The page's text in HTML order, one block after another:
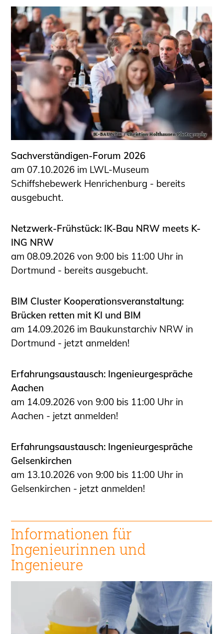
Sachverständigen-Forum 2026
am 07.10.2026 im LWL-Museum
Schiffshebewerk Henrichenburg - bereits
ausgebucht.
Netzwerk-Frühstück: IK-Bau NRW meets K-
ING NRW
am 08.09.2026 von 9:00 bis 11:00 Uhr in
Dortmund - bereits ausgebucht.
BIM Cluster Kooperationsveranstaltung:
Brücken retten mit KI und BIM
am 14.09.2026 im Baukunstarchiv NRW in
Dortmund - jetzt anmelden!
Erfahrungsaustausch: Ingenieurgespräche
Aachen
am 14.09.2026 von 9:00 bis 11:00 Uhr in
Aachen - jetzt anmelden!
Erfahrungsaustausch: Ingenieurgespräche
Gelsenkirchen
am 13.10.2026 von 9:00 bis 11:00 Uhr in
Gelsenkirchen - jetzt anmelden!
Informationen für
Ingenieurinnen und
Ingenieure